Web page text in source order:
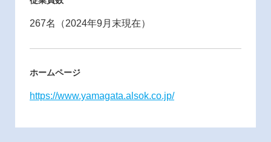
267名（2024年9月末現在）
ホームページ
https://www.yamagata.alsok.co.jp/